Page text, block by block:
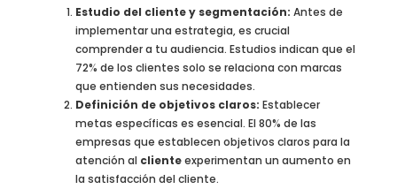
Estudio del cliente y segmentación: Antes de
implementar una estrategia, es crucial
comprender a tu audiencia. Estudios indican que el
72% de los clientes solo se relaciona con marcas
que entienden sus necesidades.
Definición de objetivos claros: Establecer
metas específicas es esencial. El 80% de las
empresas que establecen objetivos claros para la
atención al clienteexperimentan un aumento en
la satisfacción del cliente.